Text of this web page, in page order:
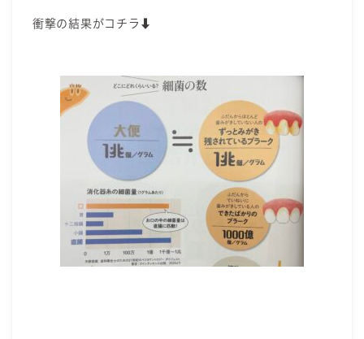
衝撃の結果がコチラ⬇️